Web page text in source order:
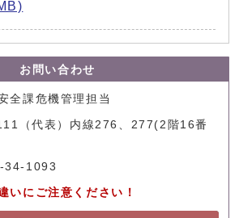
お問い合わせ
全課危機管理担当
（代表）内線276、277(2階16番
34-1093
いにご注意ください！